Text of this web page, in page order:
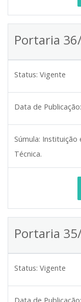
Portaria
Status: Vigente
Data de Publicação:
Súmula: Instituição
Técnica.
Portaria
Status: Vigente